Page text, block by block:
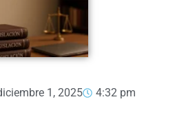
1, 2025
4:32 pm